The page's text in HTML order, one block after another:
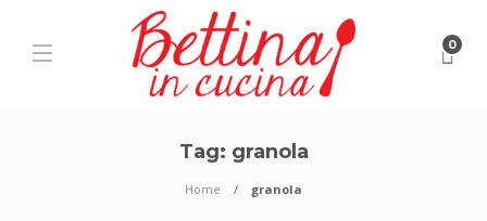
0
Tag: granola
Home granola